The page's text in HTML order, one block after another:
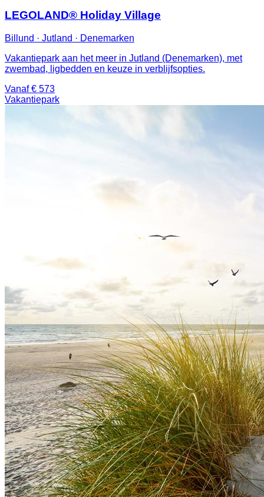
LEGOLAND® Holiday Village
Billund · Jutland · Denemarken
Vakantiepark aan het meer in Jutland (Denemarken), met
zwembad, ligbedden en keuze in verblijfsopties.
Vanaf € 573
Vakantiepark